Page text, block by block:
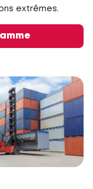
extrêmes.